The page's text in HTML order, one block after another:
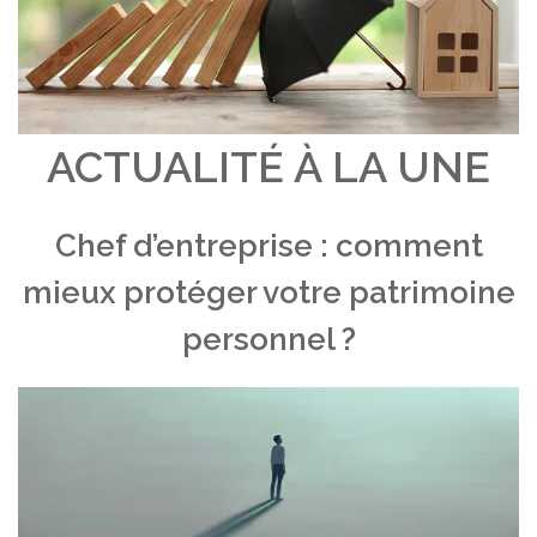
ACTUALITÉ À LA UNE
Chef d’entreprise : comment
mieux protéger votre patrimoine
personnel ?